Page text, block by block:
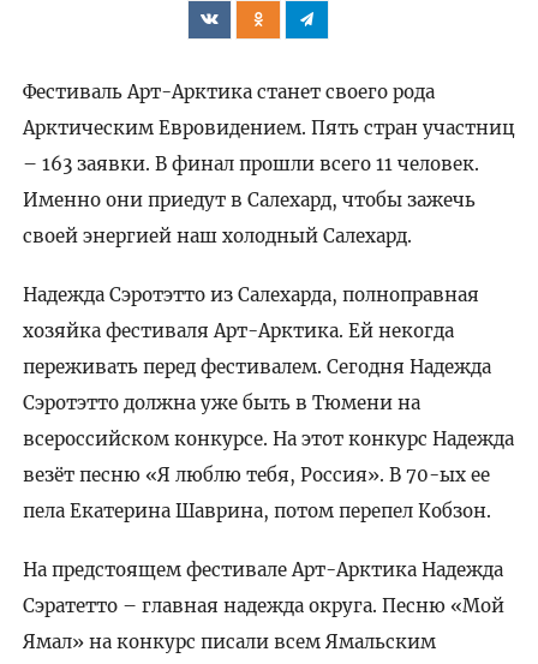
Фестиваль Арт-Арктика станет своего рода
Арктическим Евровидением. Пять стран участниц
– 163 заявки. В финал прошли всего 11 человек.
Именно они приедут в Салехард, чтобы зажечь
своей энергией наш холодный Салехард.
Надежда Сэротэтто из Салехарда, полноправная
хозяйка фестиваля Арт-Арктика. Ей некогда
переживать перед фестивалем. Сегодня Надежда
Сэротэтто должна уже быть в Тюмени на
всероссийском конкурсе. На этот конкурс Надежда
везёт песню «Я люблю тебя, Россия». В 70-ых ее
пела Екатерина Шаврина, потом перепел Кобзон.
На предстоящем фестивале Арт-Арктика Надежда
Сэратетто – главная надежда округа. Песню «Мой
Ямал» на конкурс писали всем Ямальским